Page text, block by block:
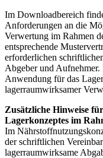
Im Downloadbereich
Anforderungen an die
Verwertung im Rahmen
entsprechende
erforderlichen
Abgeber und
Anwendung für das
lagerraumwirksamer
Zusätzliche Hinweise
Lagerkonzeptes im
Im
der schriftlichen
lagerraumwirksame